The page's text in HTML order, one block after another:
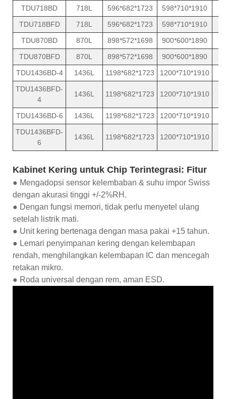
TDU718BD
718L 596*682*1723 598*710*1910
TDU718BFD
718L 596*682*1723 598*710*1910
TDU870BD
870L 898*572*1698 900*600*1890
TDU870BFD
870L 898*572*1698 900*600*1890
TDU1436BD-4
1436L 1198*682*1723 1200*710*1910
TDU1436BFD-
4
1436L 1198*682*1723 1200*710*1910
TDU1436BD-6 1436L 1198*682*1723 1200*710*1910
TDU1436BFD-
6
1436L 1198*682*1723 1200*710*1910
Kabinet Kering untuk Chip Terintegrasi: Fitur
● Mengadopsi sensor kelembaban & suhu impor Swiss
dengan akurasi tinggi +/-2%RH.
● Dengan fungsi memori, tidak perlu menyetel ulang
setelah listrik mati.
● Unit kering bertenaga dengan masa pakai +15 tahun.
● Lemari penyimpanan kering dengan kelembapan
rendah, menghilangkan kelembapan IC dan mencegah
retakan mikro.
● Roda universal dengan rem, aman ESD.